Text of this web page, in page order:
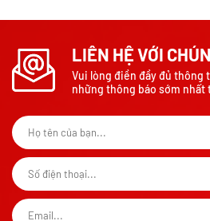
LIÊN HỆ VỚI
Vui lòng điền đầy đủ thông
những thông báo sớm nhất